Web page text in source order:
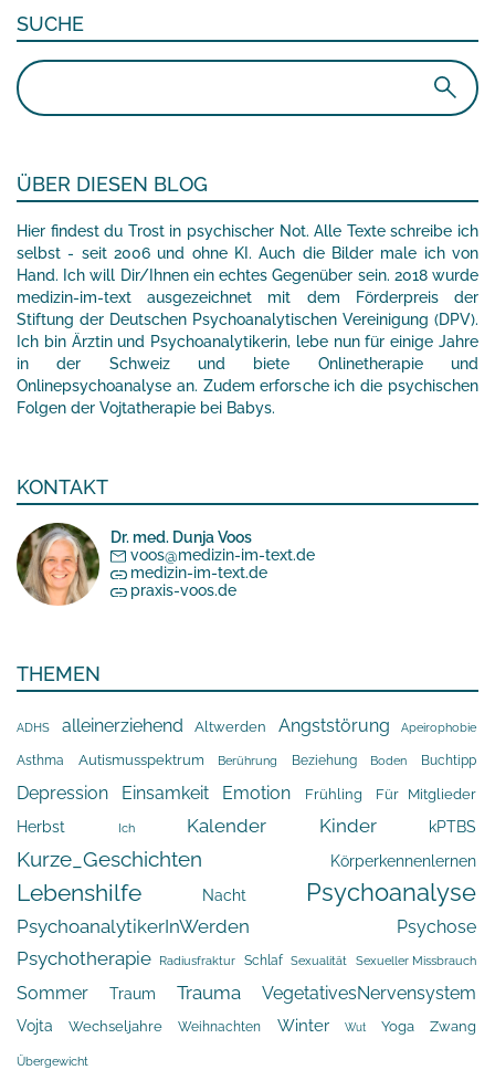
SUCHE
Suchen
nach:
ÜBER DIESEN BLOG
Hier findest du Trost in psychischer Not. Alle Texte schreibe ich
selbst - seit 2006 und ohne KI. Auch die Bilder male ich von
Hand. Ich will Dir/Ihnen ein echtes Gegenüber sein. 2018 wurde
medizin-im-text ausgezeichnet mit dem Förderpreis der
Stiftung der Deutschen Psychoanalytischen Vereinigung (DPV).
Ich bin Ärztin und Psychoanalytikerin, lebe nun für einige Jahre
in der Schweiz und biete Onlinetherapie und
Onlinepsychoanalyse an. Zudem erforsche ich die psychischen
Folgen der Vojtatherapie bei Babys.
KONTAKT
Dr. med. Dunja Voos
voos@medizin-im-text.de
medizin-im-text.de
praxis-voos.de
THEMEN
ADHS alleinerziehend Altwerden Angststörung Apeirophobie
Asthma Autismusspektrum Berührung Beziehung Boden Buchtipp
Depression Einsamkeit Emotion Frühling Für Mitglieder
Herbst Ich Kalender Kinder kPTBS
Kurze_Geschichten Körperkennenlernen
Lebenshilfe Nacht Psychoanalyse
PsychoanalytikerInWerden Psychose
Psychotherapie Radiusfraktur Schlaf Sexualität Sexueller Missbrauch
Sommer Traum Trauma VegetativesNervensystem
Vojta Wechseljahre Weihnachten Winter Wut Yoga Zwang
Übergewicht